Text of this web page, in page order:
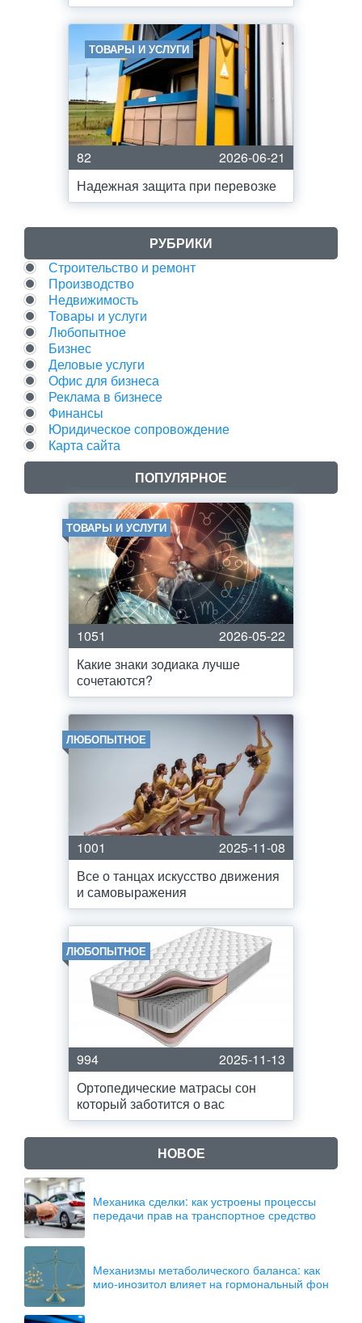
ТОВАРЫ И УСЛУГИ
82
2026-06-21
Надежная защита при перевозке
РУБРИКИ
Строительство и ремонт
Производство
Недвижимость
Товары и услуги
Любопытное
Бизнес
Деловые услуги
Офис для бизнеса
Реклама в бизнесе
Финансы
Юридическое сопровождение
Карта сайта
ПОПУЛЯРНОЕ
ТОВАРЫ И УСЛУГИ
1051
2026-05-22
Какие знаки зодиака лучше
сочетаются?
ЛЮБОПЫТНОЕ
1001
2025-11-08
Все о танцах искусство движения
и самовыражения
ЛЮБОПЫТНОЕ
994
2025-11-13
Ортопедические матрасы сон
который заботится о вас
НОВОЕ
Механика сделки: как устроены процессы
передачи прав на транспортное средство
Механизмы метаболического баланса: как
мио-инозитол влияет на гормональный фон